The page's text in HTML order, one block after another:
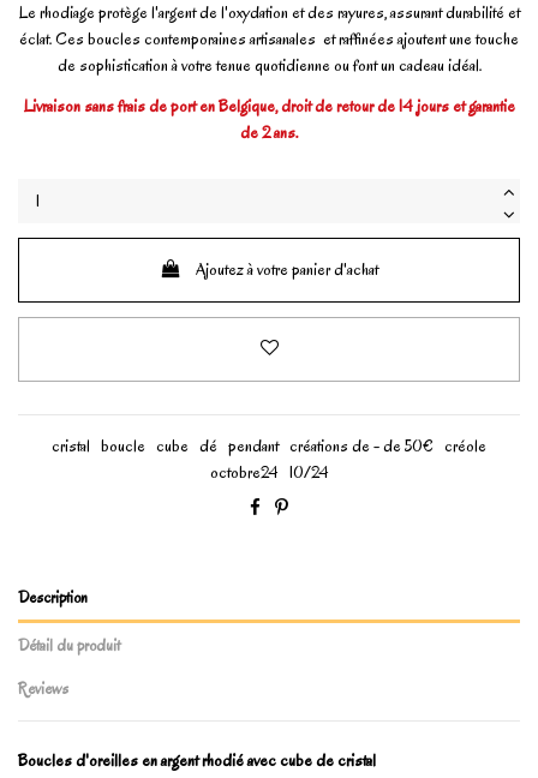
Le rhodiage protège l'argent de l'oxydation et des rayures, assurant durabilité et
éclat. Ces boucles contemporaines artisanales et raffinées ajoutent une touche
de sophistication à votre tenue quotidienne ou font un cadeau idéal.
Livraison sans frais de port en Belgique, droit de retour de 14 jours et garantie
de 2 ans.
Ajoutez à votre panier d'achat
cristal boucle cube dé pendant créations de - de 50€ créole
octobre24 10/24
Description
Détail du produit
Reviews
Boucles d'oreilles en argent rhodié avec cube de cristal